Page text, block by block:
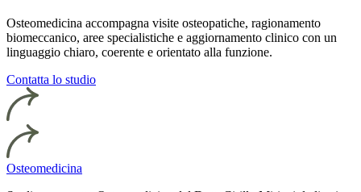
Osteomedicina accompagna visite osteopatiche, ragionamento
biomeccanico, aree specialistiche e aggiornamento clinico con un
linguaggio chiaro, coerente e orientato alla funzione.
Contatta lo studio
Osteomedicina